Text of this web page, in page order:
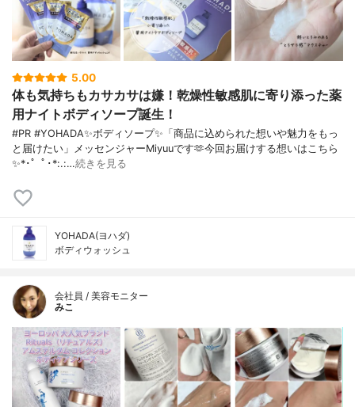
5.00
体も気持ちもカサカサは嫌！乾燥性敏感肌に寄り添った薬
用ナイトボディソープ誕生！
#PR #YOHADA✨ボディソープ✨「商品に込められた想いや魅力をもっ
と届けたい」メッセンジャーMiyuuです🫶今回お届けする想いはこちら
✨*･゜ﾟ･*:.:…続きを見る
YOHADA(ヨハダ)
ボディウォッシュ
会社員 / 美容モニター
みこ